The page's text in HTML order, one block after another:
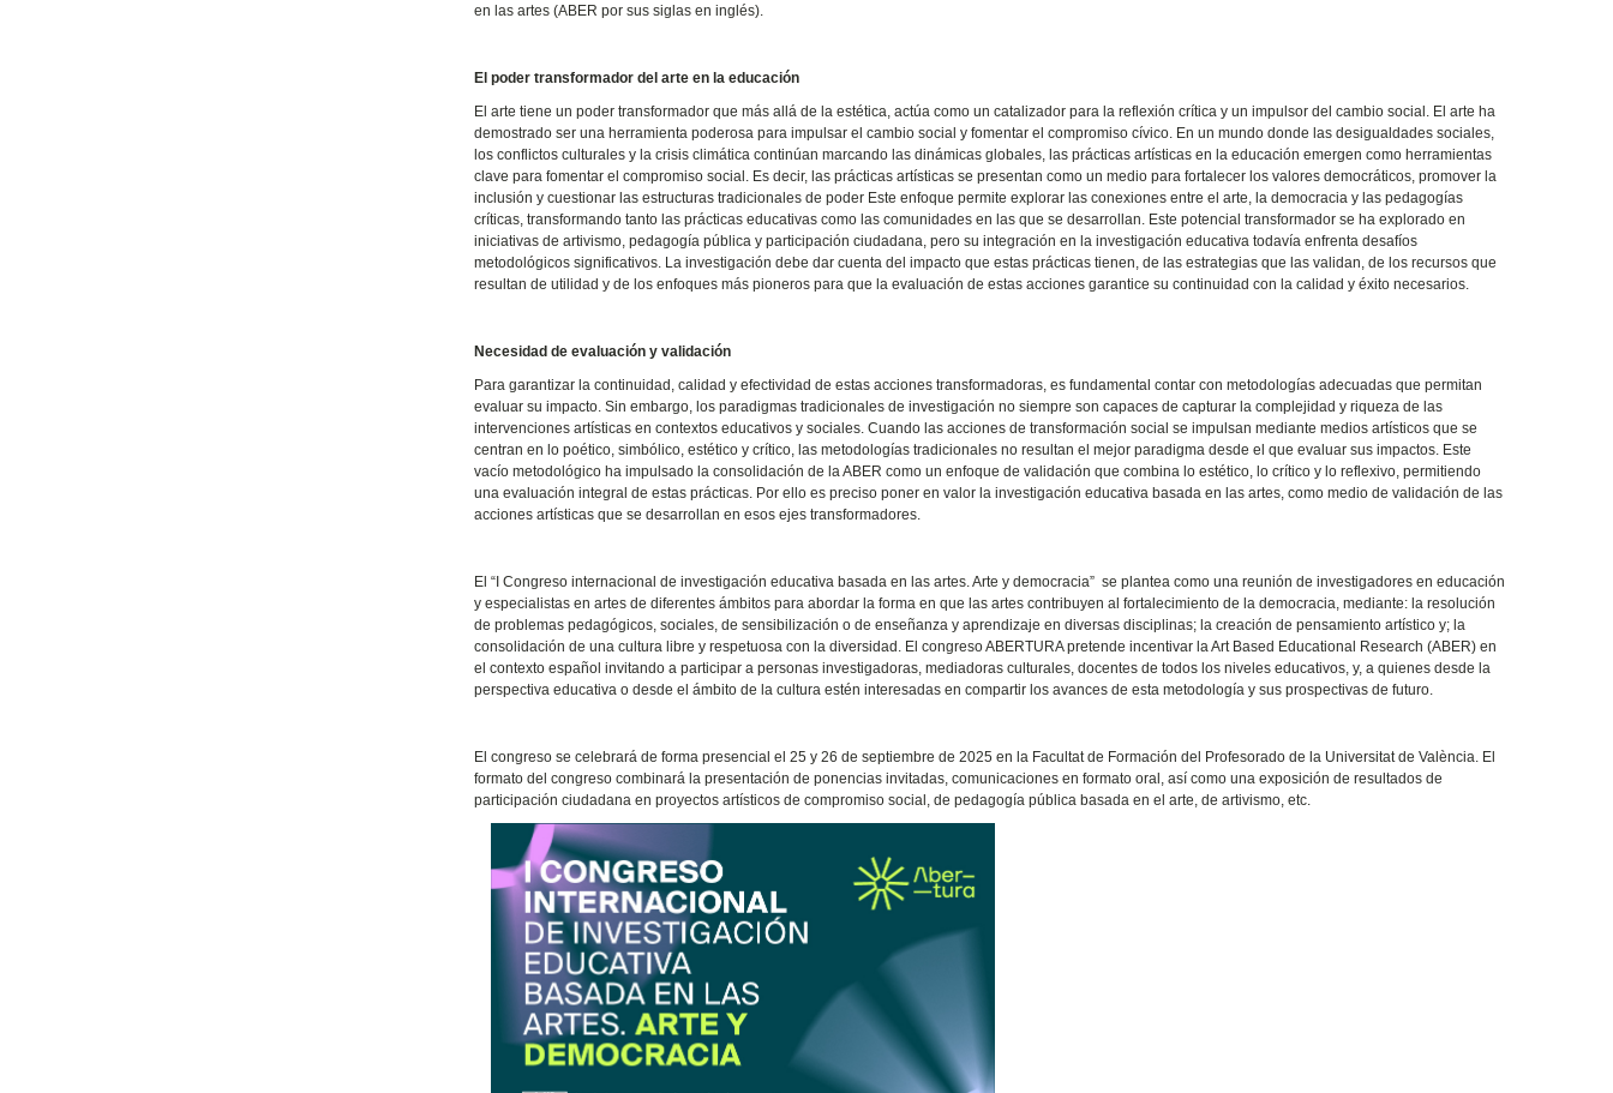
en las artes (ABER por sus siglas en inglés).
El poder transformador del arte en la educación
El arte tiene un poder transformador que más allá de la estética, actúa como un catalizador para la reflexión crítica y un impulsor del cambio social. El arte ha
demostrado ser una herramienta poderosa para impulsar el cambio social y fomentar el compromiso cívico. En un mundo donde las desigualdades sociales,
los conflictos culturales y la crisis climática continúan marcando las dinámicas globales, las prácticas artísticas en la educación emergen como herramientas
clave para fomentar el compromiso social. Es decir, las prácticas artísticas se presentan como un medio para fortalecer los valores democráticos, promover la
inclusión y cuestionar las estructuras tradicionales de poder Este enfoque permite explorar las conexiones entre el arte, la democracia y las pedagogías
críticas, transformando tanto las prácticas educativas como las comunidades en las que se desarrollan. Este potencial transformador se ha explorado en
iniciativas de artivismo, pedagogía pública y participación ciudadana, pero su integración en la investigación educativa todavía enfrenta desafíos
metodológicos significativos. La investigación debe dar cuenta del impacto que estas prácticas tienen, de las estrategias que las validan, de los recursos que
resultan de utilidad y de los enfoques más pioneros para que la evaluación de estas acciones garantice su continuidad con la calidad y éxito necesarios.
Necesidad de evaluación y validación
Para garantizar la continuidad, calidad y efectividad de estas acciones transformadoras, es fundamental contar con metodologías adecuadas que permitan
evaluar su impacto. Sin embargo, los paradigmas tradicionales de investigación no siempre son capaces de capturar la complejidad y riqueza de las
intervenciones artísticas en contextos educativos y sociales. Cuando las acciones de transformación social se impulsan mediante medios artísticos que se
centran en lo poético, simbólico, estético y crítico, las metodologías tradicionales no resultan el mejor paradigma desde el que evaluar sus impactos. Este
vacío metodológico ha impulsado la consolidación de la ABER como un enfoque de validación que combina lo estético, lo crítico y lo reflexivo, permitiendo
una evaluación integral de estas prácticas. Por ello es preciso poner en valor la investigación educativa basada en las artes, como medio de validación de las
acciones artísticas que se desarrollan en esos ejes transformadores.
El “I Congreso internacional de investigación educativa basada en las artes. Arte y democracia” se plantea como una reunión de investigadores en educación
y especialistas en artes de diferentes ámbitos para abordar la forma en que las artes contribuyen al fortalecimiento de la democracia, mediante: la resolución
de problemas pedagógicos, sociales, de sensibilización o de enseñanza y aprendizaje en diversas disciplinas; la creación de pensamiento artístico y; la
consolidación de una cultura libre y respetuosa con la diversidad. El congreso ABERTURA pretende incentivar la Art Based Educational Research (ABER) en
el contexto español invitando a participar a personas investigadoras, mediadoras culturales, docentes de todos los niveles educativos, y, a quienes desde la
perspectiva educativa o desde el ámbito de la cultura estén interesadas en compartir los avances de esta metodología y sus prospectivas de futuro.
El congreso se celebrará de forma presencial el 25 y 26 de septiembre de 2025 en la Facultat de Formación del Profesorado de la Universitat de València. El
formato del congreso combinará la presentación de ponencias invitadas, comunicaciones en formato oral, así como una exposición de resultados de
participación ciudadana en proyectos artísticos de compromiso social, de pedagogía pública basada en el arte, de artivismo, etc.